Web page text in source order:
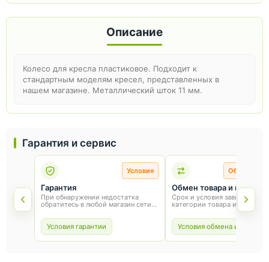
Гарантия и сервис
Условия
Гарантия
При обнаружении недостатка
обратитесь в любой магазин сети
от товара и соблюдения правил
эксплуатации.
Условия гарантии
Обмен и
Обмен товара и возврат
Срок и условия зависят от
категории товара и способа
покупки. Для обмена или
сохраните товарный вид,
и чек.
Условия обмена и
Описание
Колесо для кресла пластиковое. Подходит к
стандартным моделям кресел, представленных в
нашем магазине. Металлический шток 11 мм.